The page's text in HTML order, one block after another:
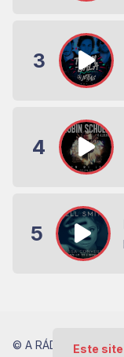
3
4
5
© A RÁDIO DEEste